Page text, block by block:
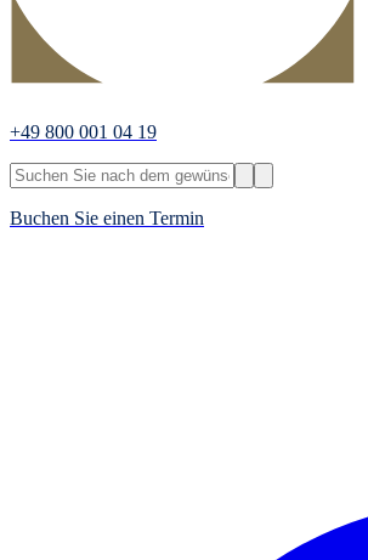
+49 800 001 04 19
Buchen Sie einen Termin